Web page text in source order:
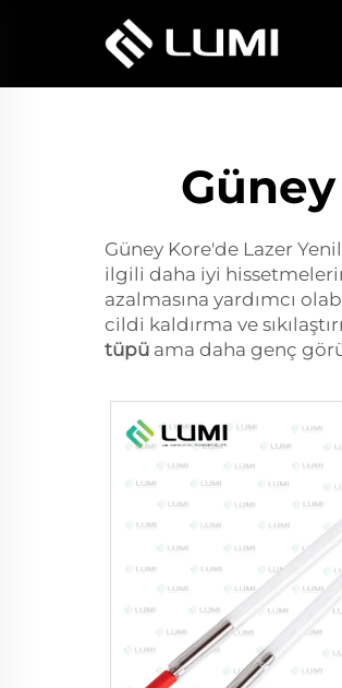
Güney Kore'de Lazer
ilgili daha iyi
azalmasına yardımcı
cildi kaldırma ve
tüpü ama daha genç